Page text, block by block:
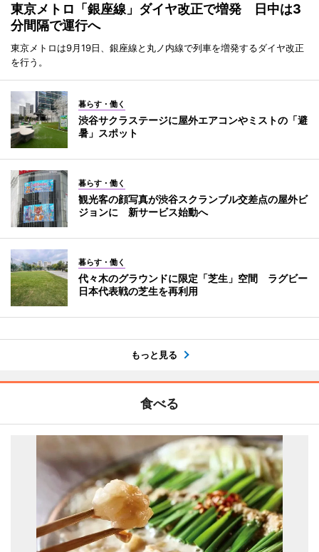
東京メトロ「銀座線」ダイヤ改正で増発 日中は3
分間隔で運行へ
東京メトロは9月19日、銀座線と丸ノ内線で列車を増発するダイヤ改正
を行う。
暮らす・働く
渋谷サクラステージに屋外エアコンやミストの「避
暑」スポット
暮らす・働く
観光客の顔写真が渋谷スクランブル交差点の屋外ビ
ジョンに 新サービス始動へ
暮らす・働く
代々木のグラウンドに限定「芝生」空間 ラグビー
日本代表戦の芝生を再利用
もっと見る
食べる